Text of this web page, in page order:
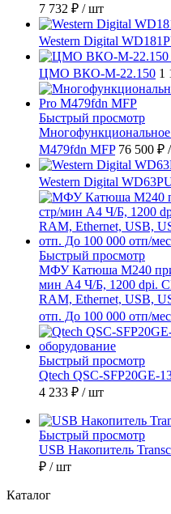
7 732 ₽ / шт
Western Digital
ЦМО ВКО-М-22.150 1
Быстрый просмотр
Многофункциональное
M479fdn MFP 76 500 ₽
Western Digital
Быстрый просмотр
МФУ Катюша M240
мин А4 Ч/Б, 1200 dpi.
RAM, Ethernet, USB,
отп. До 100 000 отп/мес
Быстрый просмотр
Qtech QSC-SFP20GE-
4 233 ₽ / шт
Быстрый просмотр
USB Накопитель
₽ / шт
Каталог